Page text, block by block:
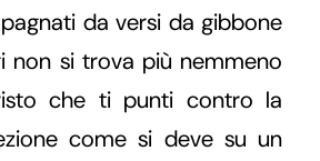
da versi da gibbone
non si trova più nemmeno
che ti punti contro la
come si deve su un